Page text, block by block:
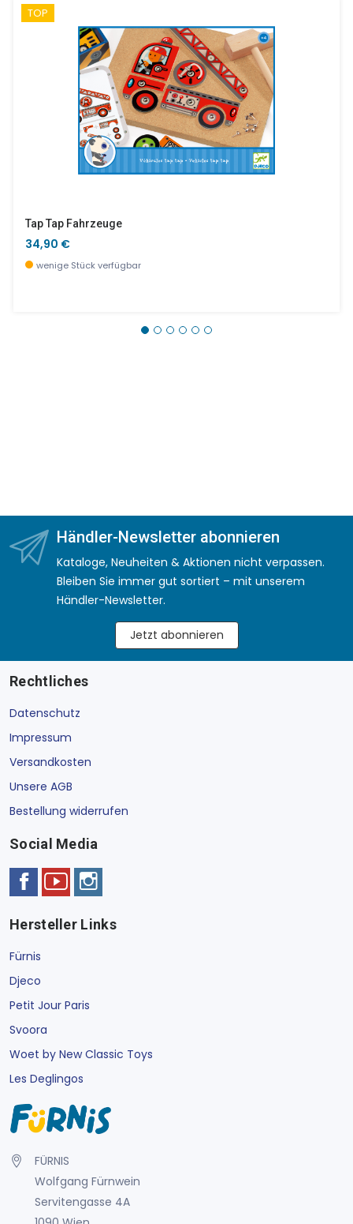
TOP
Tap Tap Fahrzeuge
34,90 €
wenige Stück verfügbar
Händler-Newsletter abonnieren
Kataloge, Neuheiten & Aktionen nicht verpassen.
Bleiben Sie immer gut sortiert – mit unserem
Händler-Newsletter.
Jetzt abonnieren
Rechtliches
Datenschutz
Impressum
Versandkosten
Unsere AGB
Bestellung widerrufen
Social Media
Hersteller Links
Fürnis
Djeco
Petit Jour Paris
Svoora
Woet by New Classic Toys
Les Deglingos
FÜRNIS
Wolfgang Fürnwein
Servitengasse 4A